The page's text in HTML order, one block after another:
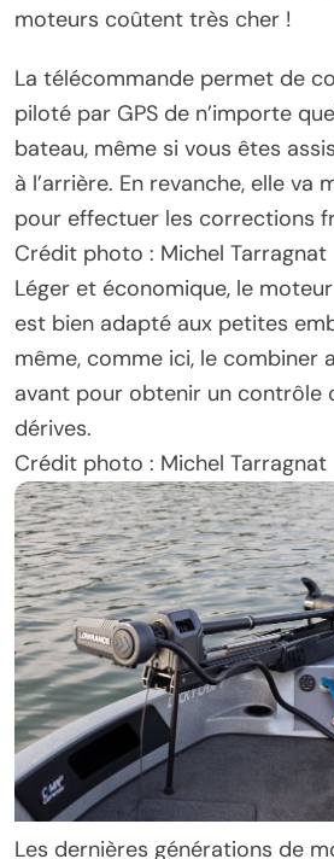
moteurs coûtent très cher !
La télécommande permet de
piloté par GPS de n’importe
bateau, même si vous êtes
à l’arrière. En revanche, elle va
pour effectuer les corrections
Crédit photo : Michel Tarragnat
Léger et économique, le
est bien adapté aux petites
même, comme ici, le combiner
avant pour obtenir un contrôle
dérives.
Crédit photo : Michel Tarragnat
Les dernières générations de